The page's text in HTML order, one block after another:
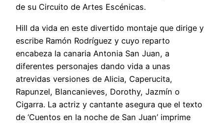
de su Circuito de Artes Escénicas.
Hill da vida en este divertido montaje que dirige y
escribe Ramón Rodríguez y cuyo reparto
encabeza la canaria Antonia San Juan, a
diferentes personajes dando vida a unas
atrevidas versiones de Alicia, Caperucita,
Rapunzel, Blancanieves, Dorothy, Jazmín o
Cigarra. La actriz y cantante asegura que el texto
de ‘Cuentos en la noche de San Juan’ imprime